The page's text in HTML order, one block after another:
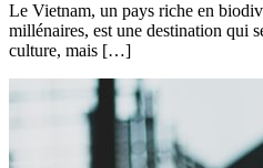
Le Vietnam, un pays riche en
millénaires, est une destination qui
culture, mais […]